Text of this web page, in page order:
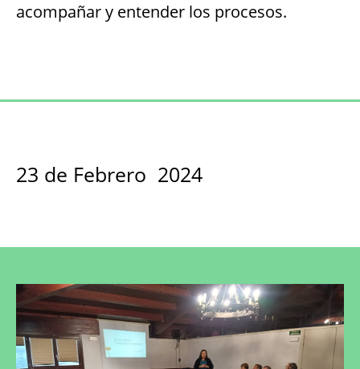
acompañar y entender los procesos.
23 de Febrero 2024